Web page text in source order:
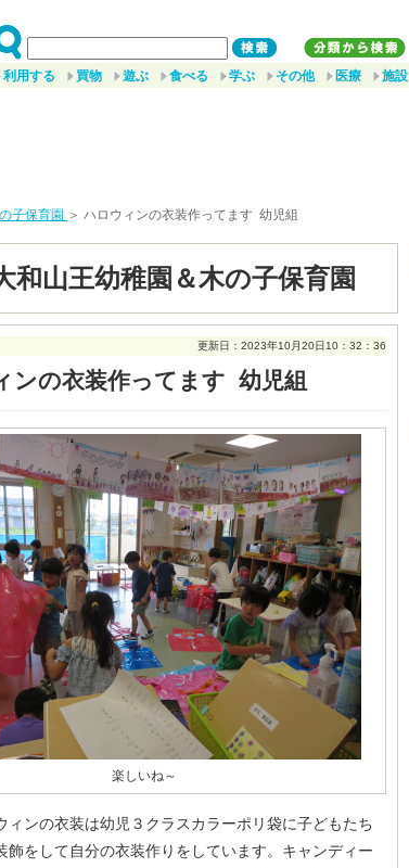
利用する 買物 遊ぶ 食べる 学ぶ その他 医療 施設
子保育園 ＞ ハロウィンの衣装作ってます 幼児組
山王幼稚園＆木の子保育園
更新日：2023年10月20日10：32：36
ンの衣装作ってます 幼児組
楽しいね～
ィンの衣装は幼児３クラスカラーポリ袋に子どもたち
飾をして自分の衣装作りをしています。キャンディー